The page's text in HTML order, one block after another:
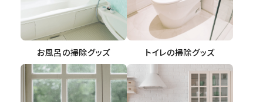
お風呂の掃除グッズ トイレの掃除グッズ